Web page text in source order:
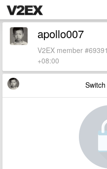
apollo007
V2EX member
+08:00